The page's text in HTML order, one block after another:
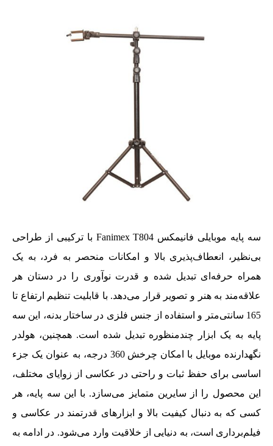
سه پایه موبایلی فانیمکس Fanimex T804 با ترکیبی از طراحی
بی‌نظیر، انعطاف‌پذیری بالا و امکانات منحصر به فرد، به یک
همراه حرفه‌ای تبدیل شده و قدرت نوآوری را در دستان هر
علاقه‌مند به هنر و تصویر قرار می‌دهد. با قابلیت تنظیم ارتفاع تا
165 سانتی‌متر و استفاده از جنس فلزی در ساختار بدنه، این سه
پایه به یک ابزار چندمنظوره تبدیل شده است. همچنین، هولدر
نگهدارنده موبایل با امکان چرخش 360 درجه، به عنوان یک جزء
اساسی برای حفظ ثبات و راحتی در عکاسی از زوایای مختلف،
این محصول را از سایرین متمایز می‌سازد. با این سه پایه، هر
کسی که به دنبال کیفیت بالا و ابزارهای قدرتمند در عکاسی و
فیلم‌برداری است، به دنیایی از خلاقیت وارد می‌شود. در ادامه به